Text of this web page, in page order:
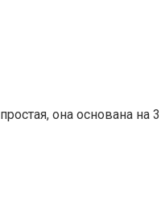
она основана